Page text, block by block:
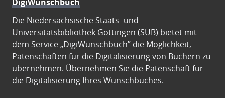
DigiWunschbuch
Die Niedersächsische Staats- und
Universitätsbibliothek Göttingen (SUB) bietet mit
dem Service „DigiWunschbuch” die Möglichkeit,
Patenschaften für die Digitalisierung von Büchern zu
übernehmen. Übernehmen Sie die Patenschaft für
die Digitalisierung Ihres Wunschbuches.